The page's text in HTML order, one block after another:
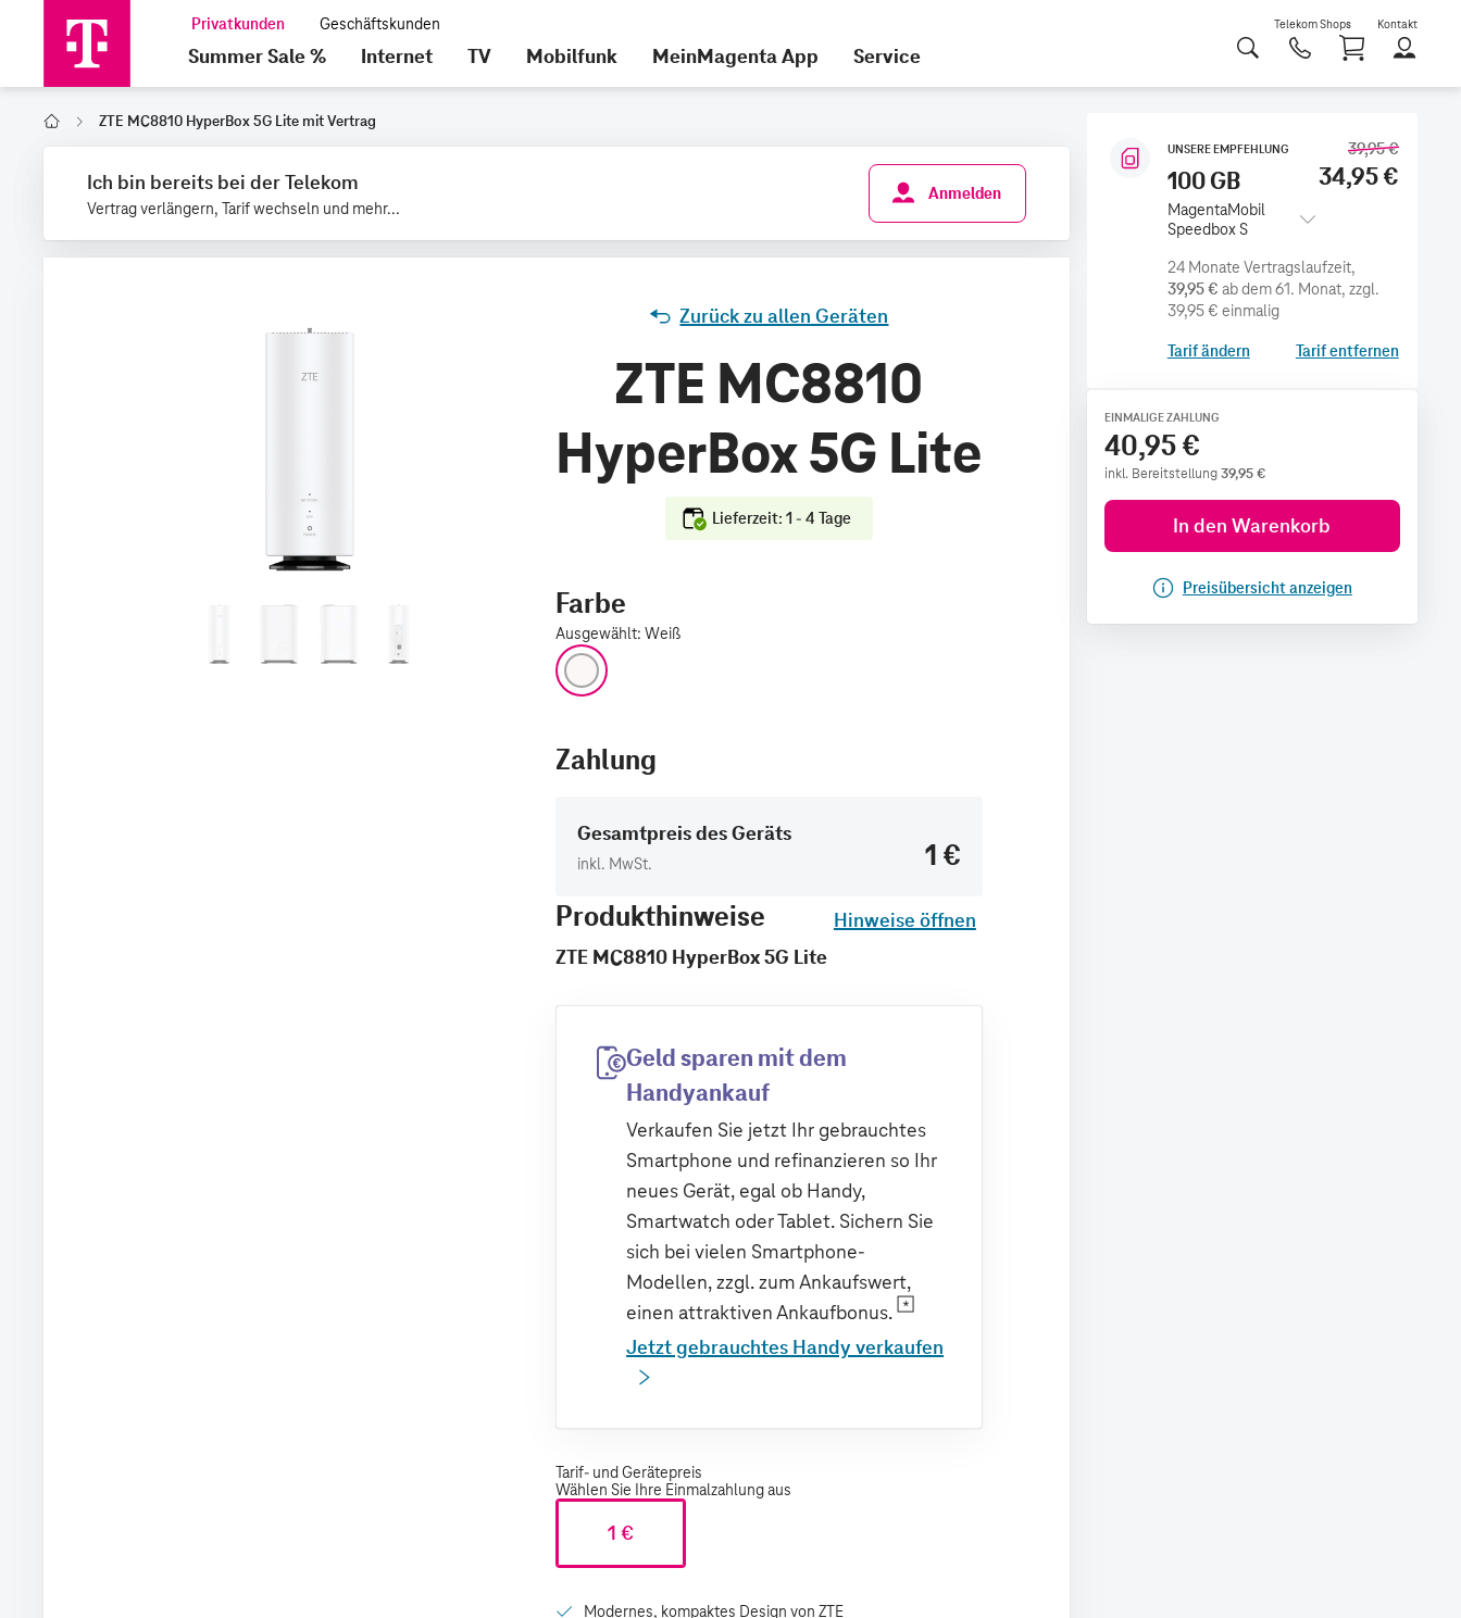
Telekom Shops Kontakt
Summer Sale % Internet TV Mobilfunk MeinMagenta App Service
Home ZTE MC8810 HyperBox 5G Lite mit Vertrag
Ich bin bereits bei der Telekom
Vertrag verlängern, Tarif wechseln und mehr...
Anmelden
Zurück zu allen Geräten
ZTE MC8810
HyperBox 5G Lite
Lieferzeit: 1 - 4 Tage
Farbe
Ausgewählt: Weiß
Zahlung
Gesamtpreis des Geräts
inkl. MwSt.
1 €
Produkthinweise
Hinweise öffnen
ZTE MC8810 HyperBox 5G Lite
Geld sparen mit dem
Handyankauf
Verkaufen Sie jetzt Ihr gebrauchtes
Smartphone und refinanzieren so Ihr
neues Gerät, egal ob Handy,
Smartwatch oder Tablet. Sichern Sie
sich bei vielen Smartphone-
Modellen, zzgl. zum Ankaufswert,
einen attraktiven Ankaufbonus.
Jetzt gebrauchtes Handy verkaufen
Tarif- und Gerätepreis
Wählen Sie Ihre Einmalzahlung aus
1 €
UNSERE EMPFEHLUNG 39,95 €
100 GB
MagentaMobil
Speedbox S
34,95 €
39,95 € ab dem 61. Monat zzgl.
39,95 € einmalig
Tarif ändern Tarif entfernen
EINMALIGE ZAHLUNG
40,95 €
inkl. Bereitstellung39,95€
In den Warenkorb
Preisübersicht anzeigen